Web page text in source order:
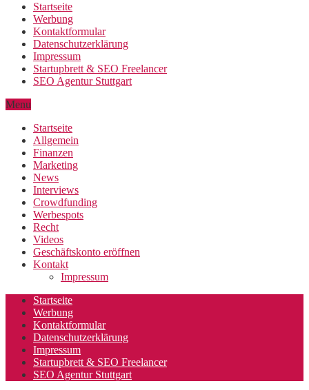
Startseite
Werbung
Kontaktformular
Datenschutzerklärung
Impressum
Startupbrett & SEO Freelancer
SEO Agentur Stuttgart
Menu
Startseite
Allgemein
Finanzen
Marketing
News
Interviews
Crowdfunding
Werbespots
Recht
Videos
Geschäftskonto eröffnen
Kontakt
Impressum
Startseite
Werbung
Kontaktformular
Datenschutzerklärung
Impressum
Startupbrett & SEO Freelancer
SEO Agentur Stuttgart